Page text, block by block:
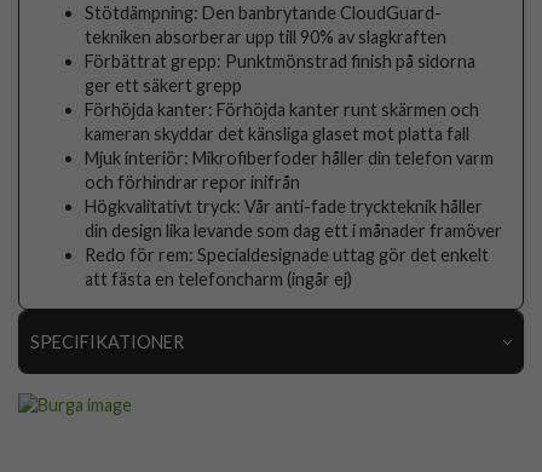
Stötdämpning: Den banbrytande CloudGuard-
tekniken absorberar upp till 90% av slagkraften
Förbättrat grepp: Punktmönstrad finish på sidorna
ger ett säkert grepp
Förhöjda kanter: Förhöjda kanter runt skärmen och
kameran skyddar det känsliga glaset mot platta fall
Mjuk interiör: Mikrofiberfoder håller din telefon varm
och förhindrar repor inifrån
Högkvalitativt tryck: Vår anti-fade tryckteknik håller
din design lika levande som dag ett i månader framöver
Redo för rem: Specialdesignade uttag gör det enkelt
att fästa en telefoncharm (ingår ej)
SPECIFIKATIONER